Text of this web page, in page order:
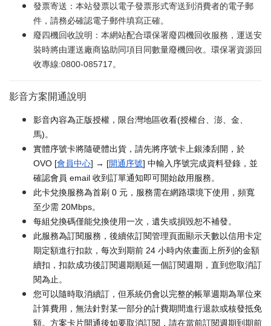
發票寄送：本站發票以電子發票形式寄送到消費者的電子郵
件，請務必確認電子郵件填寫正確。
廢四機回收說明：本網站配合環保署廢四機回收服務，運送安
裝時將由運送廠商協助同項目同數量廢機回收。環保署資源回
收專線:0800-085717。
影音方案開通說明
影音內容為正版授權，限台灣地區收看(授權台、澎、金、
馬)。
實體序號卡將隨硬體出貨，請先將序號卡上銀漆刮開，於
OVO [會員中心] → [開通序號] 中輸入序號完成資料登錄，並
確認會員 email 收到訂單通知即可開始啟用服務。
此卡兌換服務為首刷 0 元，服務需在網路環境下使用，頻寬
至少需 20Mbps。
每組兌換碼僅能兌換使用一次，遺失或損毀恕不補發。
此服務為訂閱服務，後續依訂閱管理頁面顯示天數以信用卡定
期定額進行扣款，每次到期前 24 小時內依畫面上所列的金額
續扣，扣款成功後訂閱週期順延一個訂閱週期，直到您取消訂
閱為止。
您可以隨時取消續訂，但系統仍會以完整的帳單週期為單位來
計算費用，無法針對某一部分的計費期間進行退款或核發抵免
額。方案卡片開通後如要取消訂閱，請在當前訂閱週期到期前